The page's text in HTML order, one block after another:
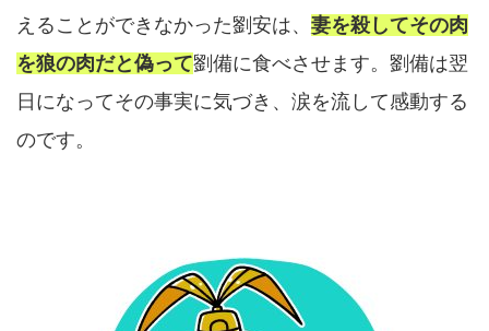
えることができなかった劉安は、 妻を殺してその肉
を狼の肉だと偽って劉備に食べさせます。劉備は翌
日になってその事実に気づき、涙を流して感動する
のです。